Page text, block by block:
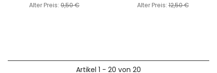
Alter Preis: 9,50 € Alter Preis:12,50 €
Artikel 1 - 20 von 20